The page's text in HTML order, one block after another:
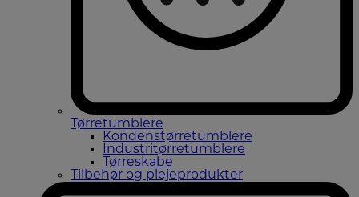
Tørretumblere
Kondenstørretumblere
Industritørretumblere
Tørreskabe
Tilbehør og plejeprodukter